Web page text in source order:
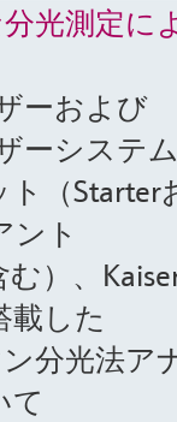
光測定に
ーおよび
ーシステ
（Starter
ント
）、
載した
ン分光法ア
て